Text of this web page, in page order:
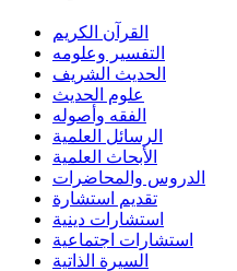
القرآن الكريم
التفسير وعلومه
الحديث الشريف
علوم الحديث
الفقه وأصوله
الرسائل العلمية
الأبحاث العلمية
الدروس والمحاضرات
تقديم استشارة
استشارات دينية
استشارات اجتماعية
السيرة الذاتية